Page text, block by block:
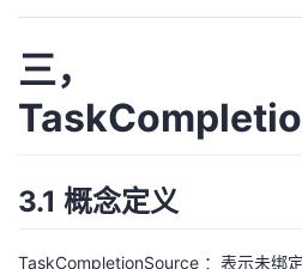
三，
3.1 概念定义
TaskCompletionSource ：表示未绑